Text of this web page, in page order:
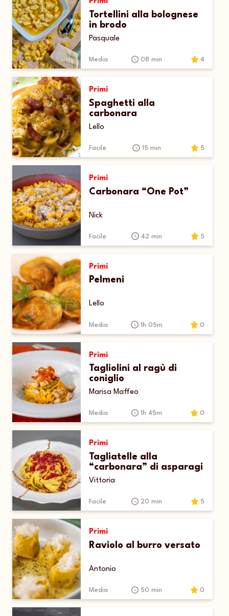
Tortellini alla bolognese
in brodo
Pasquale
Media 08 min 4
Primi
Spaghetti alla
carbonara
Lello
Facile 15 min 5
Primi
Carbonara “One Pot”
Nick
Facile 42 min 5
Primi
Pelmeni
Lello
Media 1h 05m 0
Primi
Tagliolini al ragù di
coniglio
Marisa Maffeo
Media 1h 45m 0
Primi
Tagliatelle alla
“carbonara” di asparagi
Vittoria
Facile 20 min 5
Primi
Raviolo al burro versato
Antonio
Media 50 min 0